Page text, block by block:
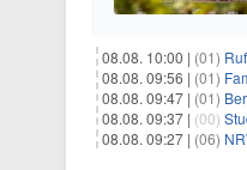
08.08. 10:00 | (01)
08.08. 09:56 | (01)
08.08. 09:47 | (01)
08.08. 09:37 | (00)
08.08. 09:27 | (06)